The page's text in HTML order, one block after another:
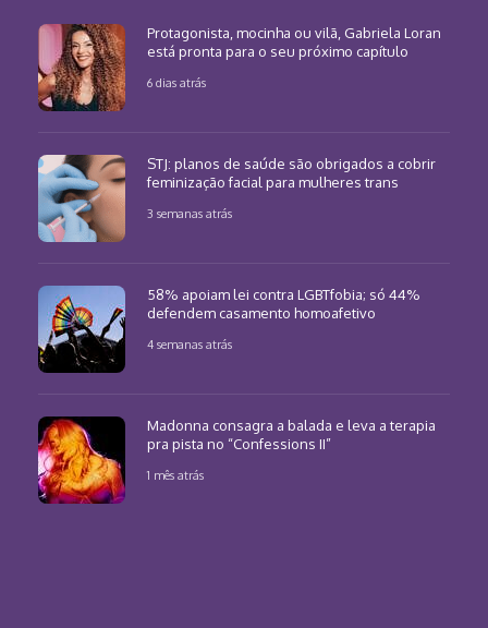
Protagonista, mocinha ou vilã, Gabriela Loran
está pronta para o seu próximo capítulo
6 dias atrás
STJ: planos de saúde são obrigados a cobrir
feminização facial para mulheres trans
3 semanas atrás
58% apoiam lei contra LGBTfobia; só 44%
defendem casamento homoafetivo
4 semanas atrás
Madonna consagra a balada e leva a terapia
pra pista no “Confessions II”
1 mês atrás